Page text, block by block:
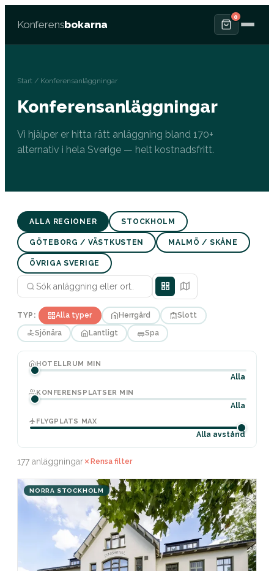
Konferensbokarna
0
Start / Konferensanläggningar
Konferensanläggningar
Vi hjälper er hitta rätt anläggning bland 170+
alternativ i hela Sverige — helt kostnadsfritt.
ALLA REGIONER STOCKHOLM
GÖTEBORG / VÄSTKUSTEN MALMÖ / SKÅNE
ÖVRIGA SVERIGE
TYP: Alla typer Herrgård Slott
Sjönära Lantligt Spa
HOTELLRUM MIN
Alla
KONFERENSPLATSER MIN
Alla
FLYGPLATS MAX
Alla avstånd
177 anläggningar Rensa filter
NORRA STOCKHOLM